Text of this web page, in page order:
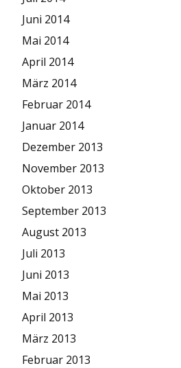
Juni 2014
Mai 2014
April 2014
März 2014
Februar 2014
Januar 2014
Dezember 2013
November 2013
Oktober 2013
September 2013
August 2013
Juli 2013
Juni 2013
Mai 2013
April 2013
März 2013
Februar 2013